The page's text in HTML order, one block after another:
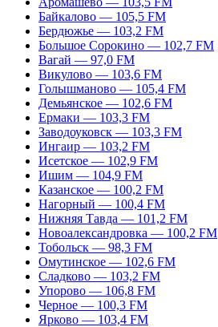
Байкалово — 105,5 FM
Бердюжье — 103,2 FM
Большое Сорокино — 102,7 FM
Вагай — 97,0 FM
Викулово — 103,6 FM
Голышманово — 105,4 FM
Демьянское — 102,6 FM
Ермаки — 103,3 FM
Заводоуковск — 103,3 FM
Ингаир — 103,2 FM
Исетское — 102,9 FM
Ишим — 104,9 FM
Казанское — 100,2 FM
Нагорный — 100,4 FM
Нижняя Тавда — 101,2 FM
Новоалександровка — 100,2 FM
Тобольск — 98,3 FM
Омутинское — 102,6 FM
Сладково — 103,2 FM
Упорово — 106,8 FM
Черное — 100,3 FM
Ярково — 103,4 FM